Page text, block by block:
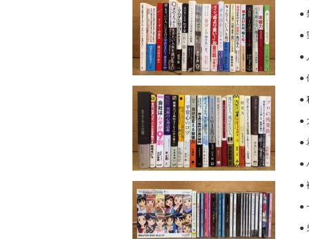
●
●
●
●
●
●
●
●
●
●
●